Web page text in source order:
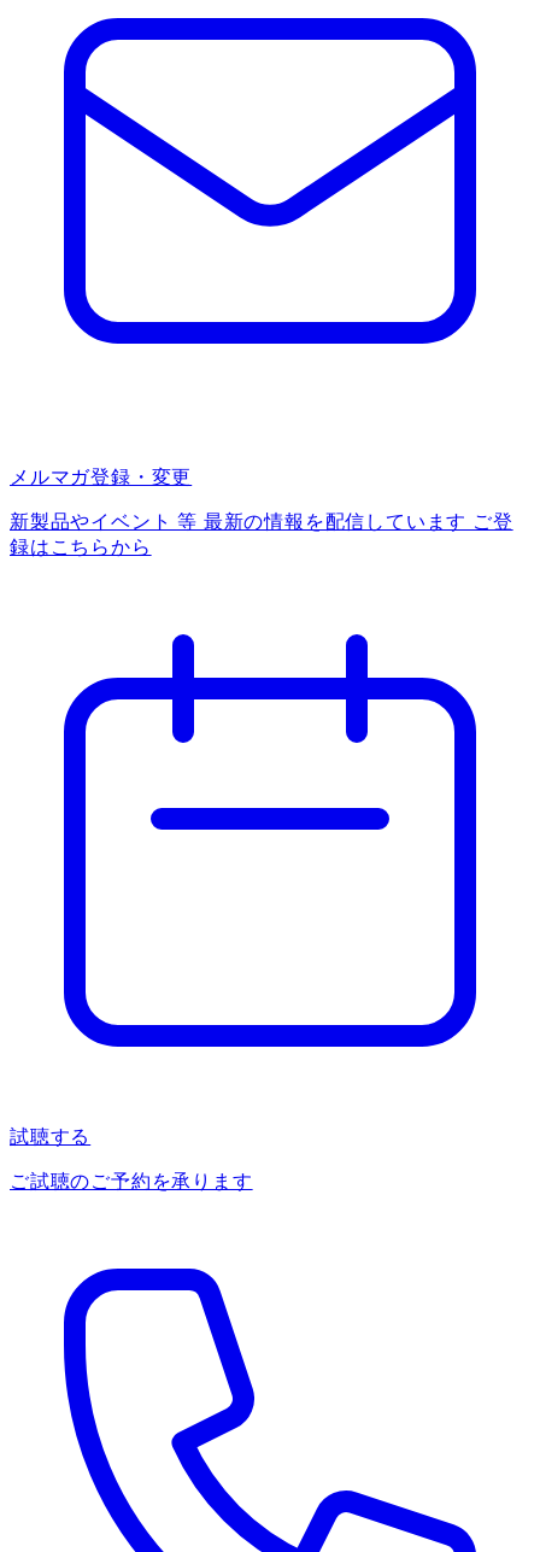
メルマガ登録・変更
新製品やイベント 等 最新の情報を配信しています ご登
録はこちらから
試聴する
ご試聴のご予約を承ります